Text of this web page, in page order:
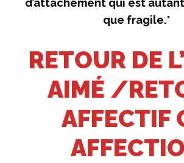
d’attachement qui est
que fragile.*
RETOUR DE
AIMÉ /
AFFECTIF